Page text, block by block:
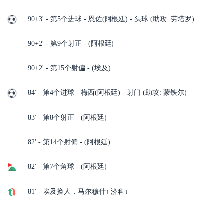
90+3' - 第5个进球 - 恩佐(阿根廷) - 头球 (助攻: 劳塔罗)
90+2' - 第9个射正 - (阿根廷)
90+2' - 第15个射偏 - (埃及)
84' - 第4个进球 - 梅西(阿根廷) - 射门 (助攻: 蒙铁尔)
83' - 第8个射正 - (阿根廷)
82' - 第14个射偏 - (阿根廷)
82' - 第7个角球 - (阿根廷)
81' - 埃及换人，马尔穆什↑ 济科↓